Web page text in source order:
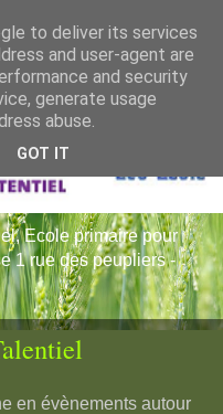
Ecole primaire pour
1 rue des peupliers -
en évènements autour
to deliver its services
and user-agent are
and security
generate usage
abuse.
GOT IT